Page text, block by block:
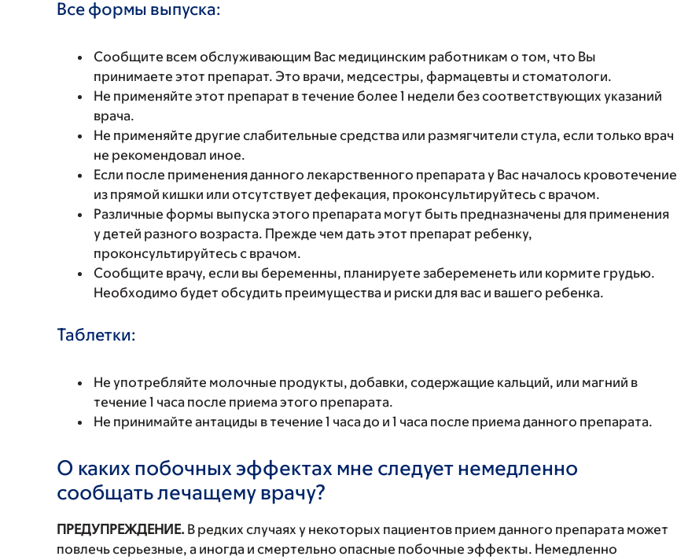
Все формы выпуска:
Сообщите всем обслуживающим Вас медицинским работникам о том, что Вы
принимаете этот препарат. Это врачи, медсестры, фармацевты и стоматологи.
Не применяйте этот препарат в течение более 1 недели без соответствующих указаний
врача.
Не применяйте другие слабительные средства или размягчители стула, если только врач
не рекомендовал иное.
Если после применения данного лекарственного препарата у Вас началось кровотечение
из прямой кишки или отсутствует дефекация, проконсультируйтесь с врачом.
Различные формы выпуска этого препарата могут быть предназначены для применения
у детей разного возраста. Прежде чем дать этот препарат ребенку,
проконсультируйтесь с врачом.
Сообщите врачу, если вы беременны, планируете забеременеть или кормите грудью.
Необходимо будет обсудить преимущества и риски для вас и вашего ребенка.
Таблетки:
Не употребляйте молочные продукты, добавки, содержащие кальций, или магний в
течение 1 часа после приема этого препарата.
Не принимайте антациды в течение 1 часа до и 1 часа после приема данного препарата.
О каких побочных эффектах мне следует немедленно
сообщать лечащему врачу?
ПРЕДУПРЕЖДЕНИЕ. В редких случаях у некоторых пациентов прием данного препарата может
повлечь серьезные, а иногда и смертельно опасные побочные эффекты. Немедленно